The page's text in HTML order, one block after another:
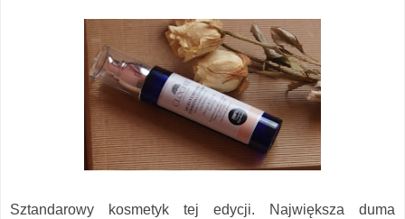
Sztandarowy kosmetyk tej edycji. Największa duma